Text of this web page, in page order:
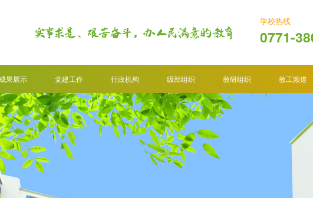
学校热线
0771-
成果展示 党建工作 行政机构 级部组织 教研组织 教工频道